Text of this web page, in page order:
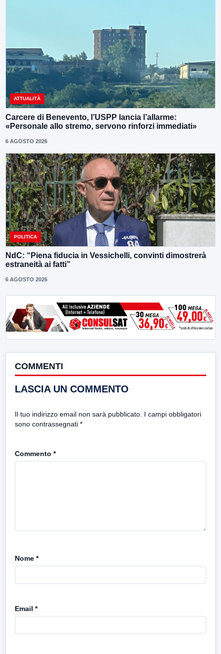
ATTUALITÀ
Carcere di Benevento, l’USPP lancia l’allarme:
«Personale allo stremo, servono rinforzi immediati»
6 AGOSTO 2026
POLITICA
NdC: “Piena fiducia in Vessichelli, convinti dimostrerà
estraneità ai fatti”
6 AGOSTO 2026
COMMENTI
LASCIA UN COMMENTO
Il tuo indirizzo email non sarà pubblicato. I campi obbligatori
sono contrassegnati *
Commento *
Nome *
Email *